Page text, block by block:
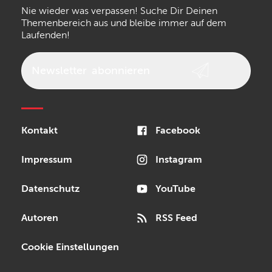
Walrus Audio Epiphone
Nie wieder was verpassen! Suche Dir Deinen
Themenbereich aus und bleibe immer auf dem
Laufenden!
Kontakt
Impressum
Datenschutz
Autoren
Cookie Einstellungen
Facebook
Instagram
YouTube
RSS Feed